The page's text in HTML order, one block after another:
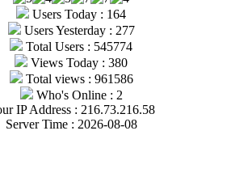
Users Today : 164
Users Yesterday : 277
Total Users : 545774
Views Today : 380
Total views : 961586
Who's Online : 2
IP Address : 216.73.216.58
Server Time : 2026-08-08